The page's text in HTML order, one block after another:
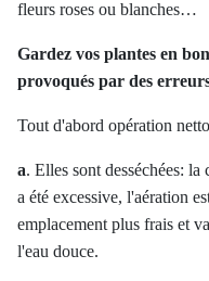
fleurs roses ou blanches…
Gardez vos plantes en
provoqués par des
Tout d'abord opération
a. Elles sont desséchées:
a été excessive, l'aération
emplacement plus frais et
l'eau douce.